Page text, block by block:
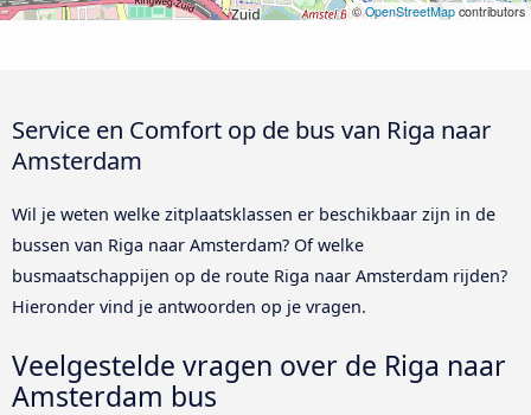
©OpenStreetMap contributors
Service en Comfort op de bus van Riga naar
Amsterdam
Wil je weten welke zitplaatsklassen er beschikbaar zijn in de
bussen van Riga naar Amsterdam? Of welke
busmaatschappijen op de route Riga naar Amsterdam rijden?
Hieronder vind je antwoorden op je vragen.
Veelgestelde vragen over de Riga naar
Amsterdam bus